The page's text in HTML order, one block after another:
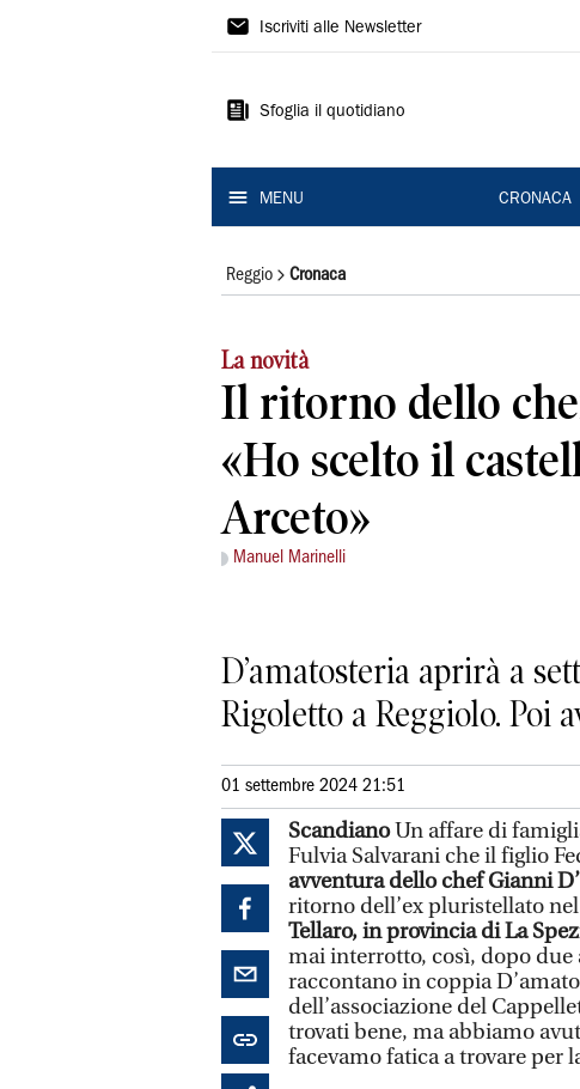
Gazzetta
Reggio
Iscriviti alle Newsletter
Sfoglia il quotidiano
MENU CRONACA
Reggio Cronaca
La novità
Il ritorno dello
«Ho scelto il
Arceto»
Manuel Marinelli
D’amatosteria aprirà a
Rigoletto a Reggiolo. Poi
01 settembre 2024 21:51
ScandianoUn affare di
Fulvia Salvarani che il figlio
avventura dello chef Gianni
ritorno dell’ex pluristellato
Tellaro, in provincia di La
mai interrotto, così, dopo
raccontano in coppia
dell’associazione del
trovati bene, ma abbiamo
facevamo fatica a trovare per